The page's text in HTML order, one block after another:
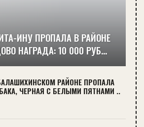
ИНУ ПРОПАЛА В РАЙОНЕ
НАГРАДА: 10 000 РУБ…
РАЙОНЕ ПРОПАЛА
ЧЕРНАЯ С БЕЛЫМИ ПЯТНАМИ ..